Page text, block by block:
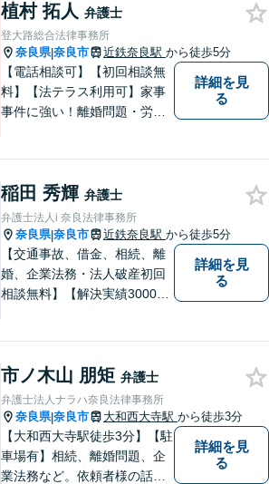
身近な弁護士を目指していま
す。
植村 拓人 弁護士
登大路総合法律事務所
奈良県|奈良市 近鉄奈良駅 から徒歩5分
【電話相談可】【初回相談無
料】【法テラス利用可】家事
事件に強い！離婚問題・労働
談しやすい弁護士を目指す
【夜間・休日面談可】【完全
個室】【近鉄奈良駅5分】
詳細を見
る
稲田 秀輝 弁護士
弁護士法人i 奈良法律事務所
奈良県|奈良市 近鉄奈良駅 から徒歩5分
【交通事故、借金、相続、離
婚、企業法務・法人破産初回
相談無料】【解決実績3000件
務のお悩みは【弁護士法人ｉ
（アイ）奈良法律事務所】に
おまかせください！
詳細を見
る
市ノ木山 朋矩 弁護士
弁護士法人ナラハ奈良法律事務所
奈良県|奈良市 大和西大寺駅 から徒歩3分
【大和西大寺駅徒歩3分】【駐
車場有】相続、離婚問題、企
業法務など。依頼者様の話を
詳細を見
る